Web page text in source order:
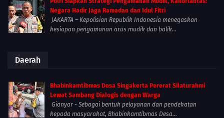
Negara Hadir Jaga Ramadan dan Idul Fitri
JAKARTA – Kepolisian Republik Indonesia menegaskan
kesiapan pengamanan arus mudik dan balik...
Daerah
Bhabinkamtibmas Desa Singakerta Pererat Silaturahmi
Lewat Sambang Dialogis dengan Warga
Gianyar - Sebagai bentuk pelayanan dan pendekatan
kepada masyarakat, Bhabinkamtibmas Desa...